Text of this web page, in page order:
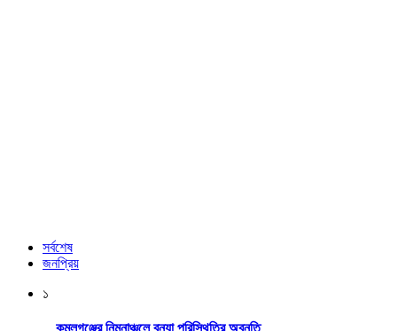
সর্বশেষ
জনপ্রিয়
১